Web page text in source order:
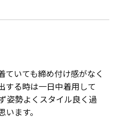
いても締め付け感がなく
する時は一日中着用して
姿勢よくスタイル良く過
ます。